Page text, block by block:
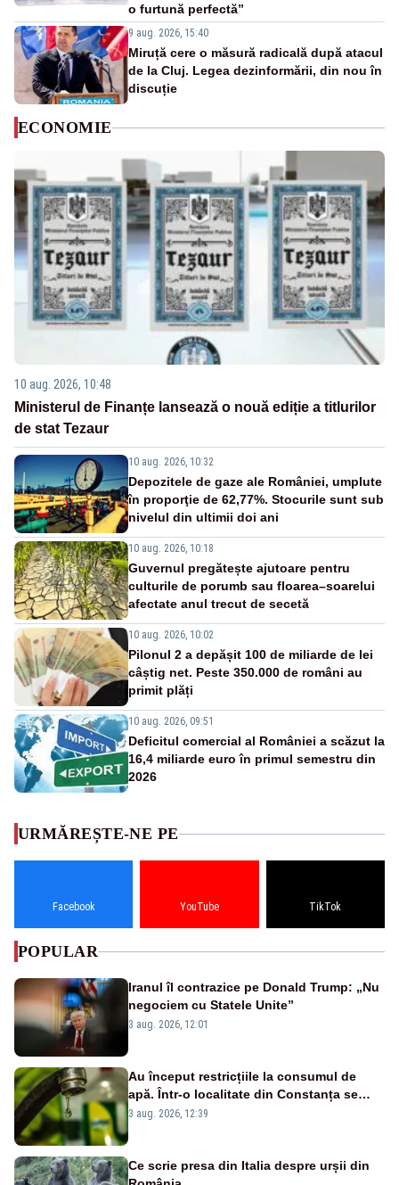
o furtună perfectă”
9 aug. 2026, 15:40
Miruță cere o măsură radicală după atacul
de la Cluj. Legea dezinformării, din nou în
discuție
ECONOMIE
10 aug. 2026, 10:48
Ministerul de Finanțe lansează o nouă ediție a titlurilor
de stat Tezaur
10 aug. 2026, 10:32
Depozitele de gaze ale României, umplute
în proporţie de 62,77%. Stocurile sunt sub
nivelul din ultimii doi ani
10 aug. 2026, 10:18
Guvernul pregătește ajutoare pentru
culturile de porumb sau floarea–soarelui
afectate anul trecut de secetă
10 aug. 2026, 10:02
Pilonul 2 a depășit 100 de miliarde de lei
câștig net. Peste 350.000 de români au
primit plăți
10 aug. 2026, 09:51
Deficitul comercial al României a scăzut la
16,4 miliarde euro în primul semestru din
2026
URMĂREȘTE-NE PE
Facebook YouTube TikTok
POPULAR
Iranul îl contrazice pe Donald Trump: „Nu
negociem cu Statele Unite”
3 aug. 2026, 12:01
Au început restricțiile la consumul de
apă. Într-o localitate din Constanța se
oprește alimentarea pe timpul nopții
3 aug. 2026, 12:39
Ce scrie presa din Italia despre urșii din